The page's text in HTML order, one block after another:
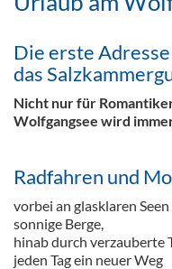
Die erste
das
Nicht nur für
Wolfgangsee wird
Radfahren und
vorbei an glasklaren
sonnige Berge,
hinab durch verzauberte
jeden Tag ein neuer Weg